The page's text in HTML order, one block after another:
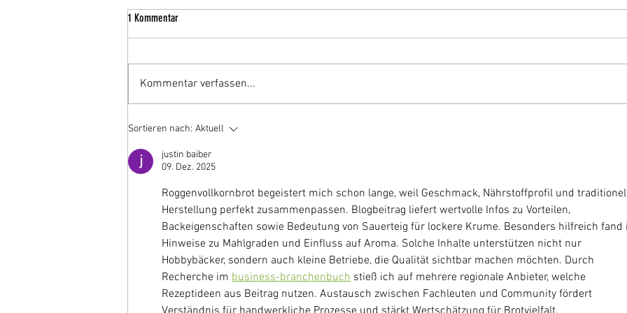
1 Kommentar
Kommentar verfassen...
Sortieren nach: Aktuell
justin baiber
09. Dez. 2025
Roggenvollkornbrot begeistert mich schon lange, weil Geschmack, Nährstoffprofil und
Herstellung perfekt zusammenpassen. Blogbeitrag liefert wertvolle Infos zu Vorteilen,
Backeigenschaften sowie Bedeutung von Sauerteig für lockere Krume. Besonders hilfreich fand
Hinweise zu Mahlgraden und Einfluss auf Aroma. Solche Inhalte unterstützen nicht nur
Hobbybäcker, sondern auch kleine Betriebe, die Qualität sichtbar machen möchten. Durch
Recherche im business-branchenbuch stieß ich auf mehrere regionale Anbieter, welche
Rezeptideen aus Beitrag nutzen. Austausch zwischen Fachleuten und Community fördert